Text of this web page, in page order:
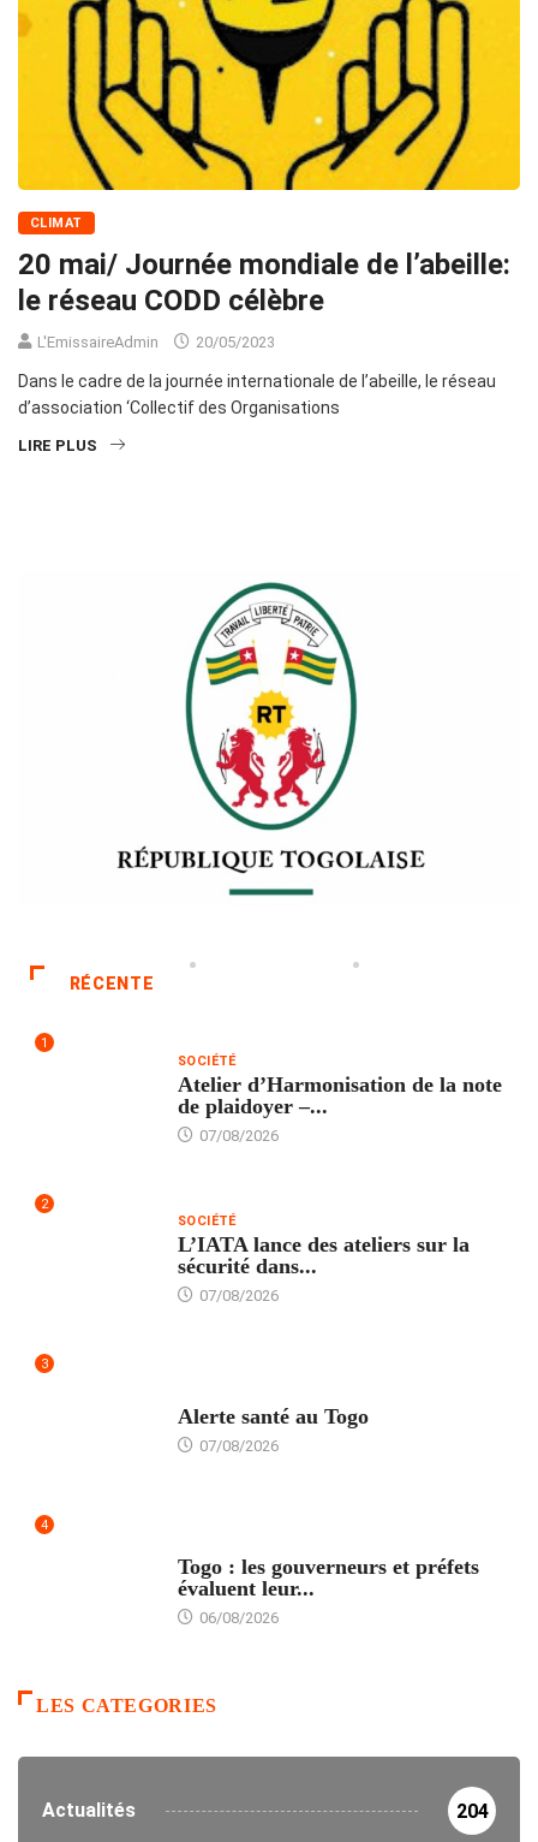
CLIMAT
20 mai/ Journée mondiale de l’abeille:
le réseau CODD célèbre
L'EmissaireAdmin 20/05/2023
Dans le cadre de la journée internationale de l’abeille, le réseau
d’association ‘Collectif des Organisations
LIRE PLUS
RÉCENTE
1
SOCIÉTÉ
Atelier d’Harmonisation de la note
de plaidoyer –...
07/08/2026
2
SOCIÉTÉ
L’IATA lance des ateliers sur la
sécurité dans...
07/08/2026
3
Alerte santé au Togo
07/08/2026
4
Togo : les gouverneurs et préfets
évaluent leur...
06/08/2026
LES CATEGORIES
Actualités 204